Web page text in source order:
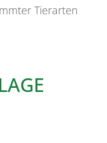
Tierarten